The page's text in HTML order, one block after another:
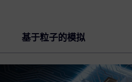
基于粒子的模拟